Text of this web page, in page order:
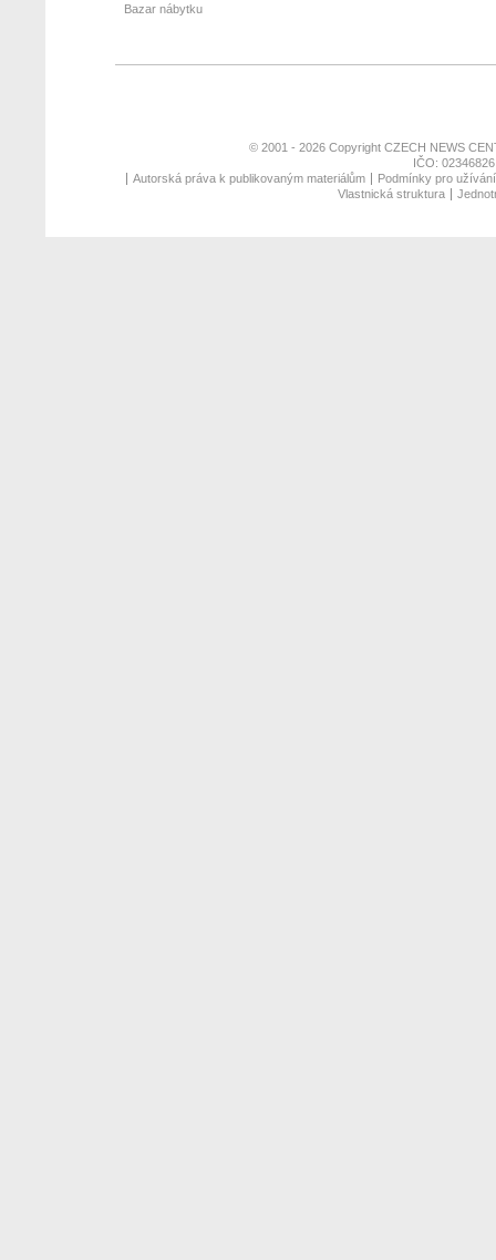
Bazar nábytku
© 2001 - 2026 Copyright CZECH NEWS
IČO:
Autorská práva k publikovaným materiálům
Podmínky pro
Vlastnická struktura